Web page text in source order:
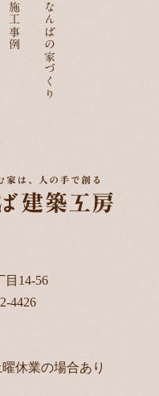
なんばの家づくり
施工事例
目14-56
4426
休業の場合あり